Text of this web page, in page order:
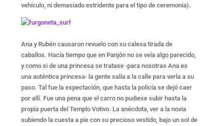
vehículo, ni demasiado estridente para el tipo de ceremonia).
Ana y Rubén causaron revuelo con su calesa tirada de
caballos. Hacía tiempo que en Panjón no se veía algo parecido,
y como si de una princesa se tratase -para nosotras Ana es
una auténtica princesa- la gente salía a la calle para verla a su
paso. Tal fue la expectación, que hasta la policía se dejó caer
por allí. Fue una pena que el carro no pudiese subir hasta la
propia puerta del Templo Votivo. La anécdota, ver a la novia
subiendo la cuesta a pie con su precioso vestido, bajo un sol de